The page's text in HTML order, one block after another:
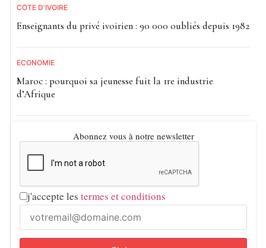
CÔTE D'IVOIRE
Enseignants du privé ivoirien : 90 000 oubliés depuis 1982
ECONOMIE
Maroc : pourquoi sa jeunesse fuit la 1re industrie
d’Afrique
Abonnez vous à notre newsletter
j'accepte les termes et conditions